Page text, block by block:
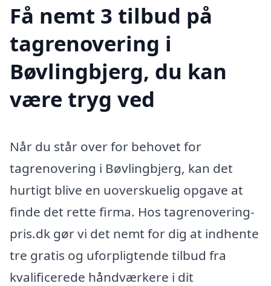
Få nemt 3 tilbud på
tagrenovering i
Bøvlingbjerg, du kan
være tryg ved
Når du står over for behovet for
tagrenovering i Bøvlingbjerg, kan det
hurtigt blive en uoverskuelig opgave at
finde det rette firma. Hos tagrenovering-
pris.dk gør vi det nemt for dig at indhente
tre gratis og uforpligtende tilbud fra
kvalificerede håndværkere i dit